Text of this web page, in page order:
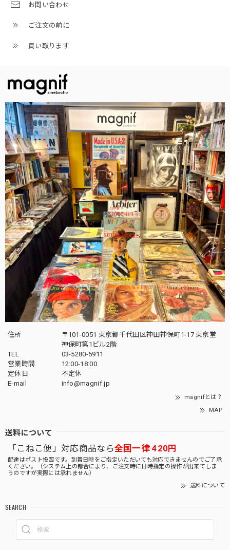
お問い合わせ
ご注文の前に
買い取ります
住所
〒101-0051 東京都千代田区神田神保町1-17 東京堂
神保町第1ビル2階
TEL
03-5280-5911
営業時間
12:00-18:00
定休日
不定休
E-mail
info@magnif.jp
magnifとは？
MAP
送料について
「こねこ便」対応商品なら全国一律 420円
配達はポスト投函です。到着日時をご指定いただいても対応できませんのでご了承
ください。（システム上の都合により、ご注文時に日時指定の操作が出来てしま
うのですが実際には承れません）
送料について
SEARCH